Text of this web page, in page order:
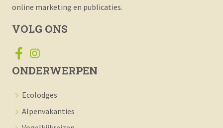
online marketing en publicaties.
VOLG ONS
ONDERWERPEN
Ecolodges
Alpenvakanties